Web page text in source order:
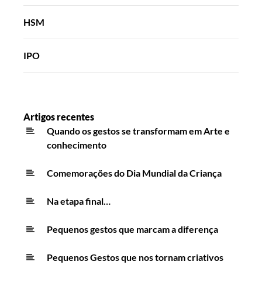
HSM
IPO
Artigos recentes
Quando os gestos se transformam em Arte e
conhecimento
Comemorações do Dia Mundial da Criança
Na etapa final…
Pequenos gestos que marcam a diferença
Pequenos Gestos que nos tornam criativos